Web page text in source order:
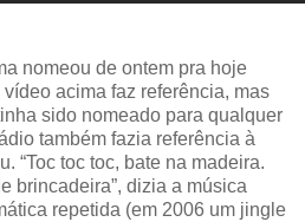
nomeou de ontem pra hoje
acima faz referência, mas
sido nomeado para qualquer
também fazia referência à
“Toc toc toc, bate na madeira.
brincadeira”, dizia a música
repetida (em 2006 um jingle